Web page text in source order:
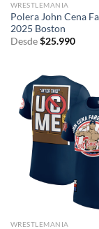
WRESTLEMANIA
Polera John Cena
2025 Boston
Desde $25.990
WRESTLEMANIA